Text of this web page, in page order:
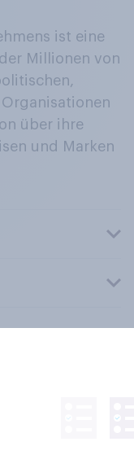
ist eine
Millionen von
über ihre
und Marken
vorbehalten.